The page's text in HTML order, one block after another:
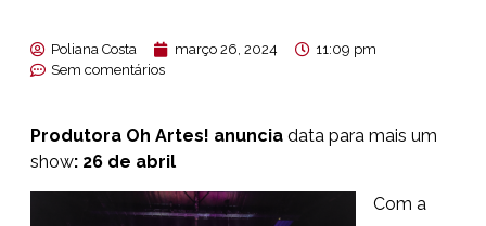
Poliana Costa março 26, 2024
11:09 pm
Sem comentários
Produtora Oh Artes! anuncia data para mais um
show: 26 de abril
Com a